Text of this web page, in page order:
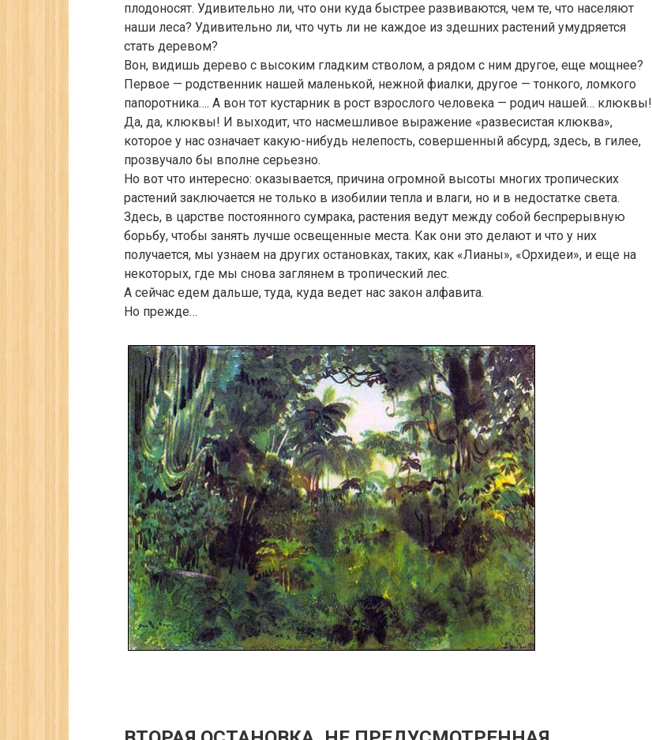
плодоносят. Удивительно ли, что они куда быстрее развиваются, чем те, что населяют
наши леса? Удивительно ли, что чуть ли не каждое из здешних растений умудряется
стать деревом?
Вон, видишь дерево с высоким гладким стволом, а рядом с ним другое, еще мощнее?
Первое — родственник нашей маленькой, нежной фиалки, другое — тонкого, ломкого
папоротника…. А вон тот кустарник в рост взрослого человека — родич нашей… клюквы!
Да, да, клюквы! И выходит, что насмешливое выражение «развесистая клюква»,
которое у нас означает какую-нибудь нелепость, совершенный абсурд, здесь, в гилее,
прозвучало бы вполне серьезно.
Но вот что интересно: оказывается, причина огромной высоты многих тропических
растений заключается не только в изобилии тепла и влаги, но и в недостатке света.
Здесь, в царстве постоянного сумрака, растения ведут между собой беспрерывную
борьбу, чтобы занять лучше освещенные места. Как они это делают и что у них
получается, мы узнаем на других остановках, таких, как «Лианы», «Орхидеи», и еще на
некоторых, где мы снова заглянем в тропический лес.
А сейчас едем дальше, туда, куда ведет нас закон алфавита.
Но прежде…